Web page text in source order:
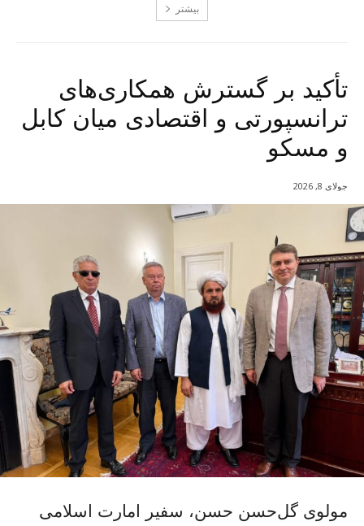
بیشتر
تأکید بر گسترش همکاری‌های
ترانسپورتی و اقتصادی میان کابل
و مسکو
جولای 8, 2026
مولوی گل‌حسن حسن، سفیر امارت اسلامی